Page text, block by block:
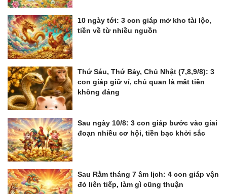
10 ngày tới: 3 con giáp mở kho tài lộc,
tiền về từ nhiều nguồn
Thứ Sáu, Thứ Bảy, Chủ Nhật (7,8,9/8): 3
con giáp giữ ví, chủ quan là mất tiền
không đáng
Sau ngày 10/8: 3 con giáp bước vào giai
đoạn nhiều cơ hội, tiền bạc khởi sắc
Sau Rằm tháng 7 âm lịch: 4 con giáp vận
đỏ liên tiếp, làm gì cũng thuận